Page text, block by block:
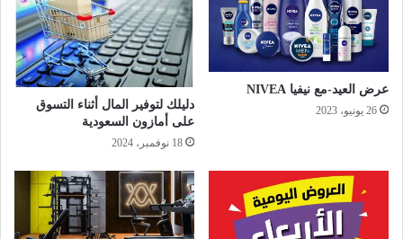
عرض العيد-مع نيفيا NIVEA
26 يونيو، 2023
دليلك لتوفير المال أثناء التسوق
على أمازون السعودية
18 نوفمبر، 2024